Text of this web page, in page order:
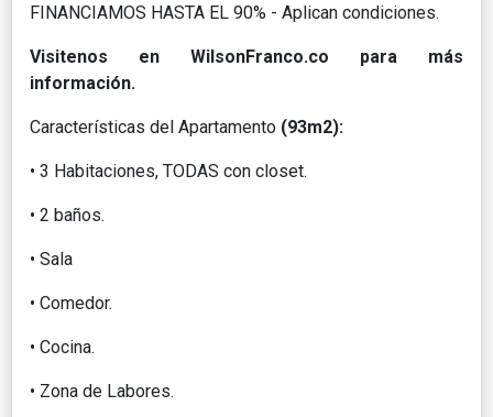
FINANCIAMOS HASTA EL 90% - Aplican condiciones.
Visitenos en WilsonFranco.co para más
información.
Características del Apartamento (93m2):
• 3 Habitaciones, TODAS con closet.
• 2 baños.
• Sala
• Comedor.
• Cocina.
• Zona de Labores.